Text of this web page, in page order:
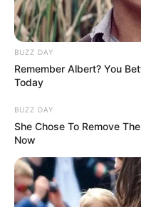
De amint lefeküdtem,
szememből. „Nos,
Eltartott egy ideig,
beszél a házban.
– Van itt élő ember?
Ijedtében felugrott.
BUZZ DAY
Remember Albert? You
Today
BUZZ DAY
She Chose To Remove
Now